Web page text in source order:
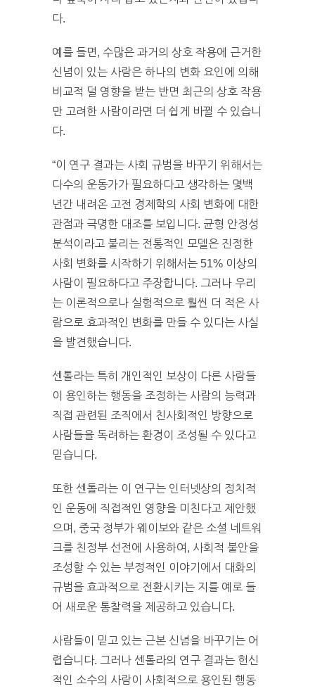
다.
예를 들면, 수많은 과거의 상호 작용에 근거한
신념이 있는 사람은 하나의 변화 요인에 의해
비교적 덜 영향을 받는 반면 최근의 상호 작용
만 고려한 사람이라면 더 쉽게 바뀔 수 있습니
다.
“이 연구 결과는 사회 규범을 바꾸기 위해서는
다수의 운동가가 필요하다고 생각하는 몇백
년간 내려온 고전 경제학의 사회 변화에 대한
관점과 극명한 대조를 보입니다. 균형 안정성
분석이라고 불리는 전통적인 모델은 진정한
사회 변화를 시작하기 위해서는 51% 이상의
사람이 필요하다고 주장합니다. 그러나 우리
는 이론적으로나 실험적으로 훨씬 더 적은 사
람으로 효과적인 변화를 만들 수 있다는 사실
을 발견했습니다.
센톨라는 특히 개인적인 보상이 다른 사람들
이 용인하는 행동을 조정하는 사람의 능력과
직접 관련된 조직에서 친사회적인 방향으로
사람들을 독려하는 환경이 조성될 수 있다고
믿습니다.
또한 센톨라는 이 연구는 인터넷상의 정치적
인 운동에 직접적인 영향을 미친다고 제안했
으며, 중국 정부가 웨이보와 같은 소셜 네트워
크를 친정부 선전에 사용하여, 사회적 불안을
조성할 수 있는 부정적인 이야기에서 대화의
규범을 효과적으로 전환시키는 지를 예로 들
어 새로운 통찰력을 제공하고 있습니다.
사람들이 믿고 있는 근본 신념을 바꾸기는 어
렵습니다. 그러나 센톨라의 연구 결과는 헌신
적인 소수의 사람이 사회적으로 용인된 행동